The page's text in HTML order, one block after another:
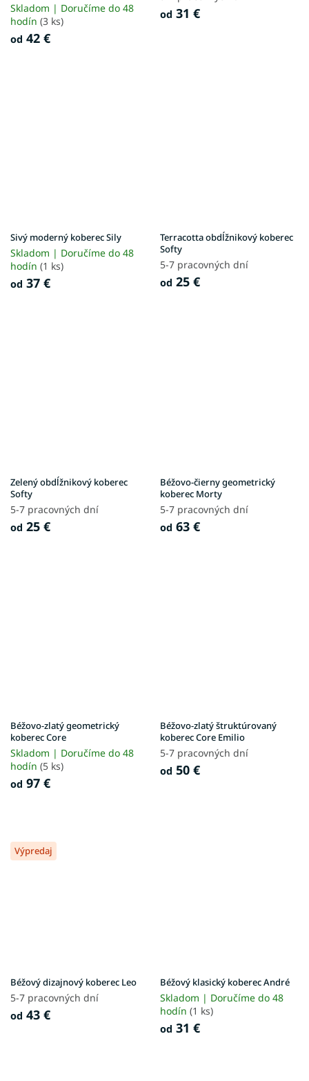
Skladom | Doručíme do 48
hodín (3 ks)
od 42 €
od 31 €
Sivý moderný koberec Sily
Skladom | Doručíme do 48
hodín (1 ks)
od 37 €
Terracotta obdĺžnikový koberec
Softy
5-7 pracovných dní
od 25 €
Zelený obdĺžnikový koberec
Softy
5-7 pracovných dní
od 25 €
Béžovo-čierny geometrický
koberec Morty
5-7 pracovných dní
od 63 €
Béžovo-zlatý geometrický
koberec Core
Skladom | Doručíme do 48
hodín (5 ks)
od 97 €
Béžovo-zlatý štruktúrovaný
koberec Core Emilio
5-7 pracovných dní
od 50 €
Výpredaj
Béžový dizajnový koberec Leo
5-7 pracovných dní
od 43 €
Béžový klasický koberec André
Skladom | Doručíme do 48
hodín (1 ks)
od 31 €